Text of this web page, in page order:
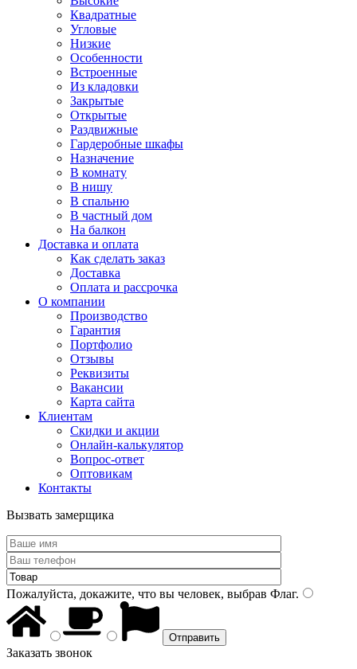
Квадратные
Угловые
Низкие
Особенности
Встроенные
Из кладовки
Закрытые
Открытые
Раздвижные
Гардеробные шкафы
Назначение
В комнату
В нишу
В спальню
В частный дом
На балкон
Доставка и оплата
Как сделать заказ
Доставка
Оплата и рассрочка
О компании
Производство
Гарантия
Портфолио
Отзывы
Реквизиты
Вакансии
Карта сайта
Клиентам
Скидки и акции
Онлайн-калькулятор
Вопрос-ответ
Оптовикам
Контакты
Вызвать замерщика
Пожалуйста, докажите, что вы человек, выбрав Флаг.
Заказать звонок